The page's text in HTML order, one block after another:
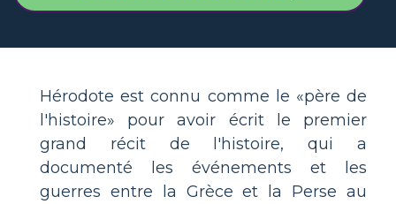
Hérodote est connu comme le «père de
l'histoire» pour avoir écrit le premier
grand récit de l'histoire, qui a
documenté les événements et les
guerres entre la Grèce et la Perse au